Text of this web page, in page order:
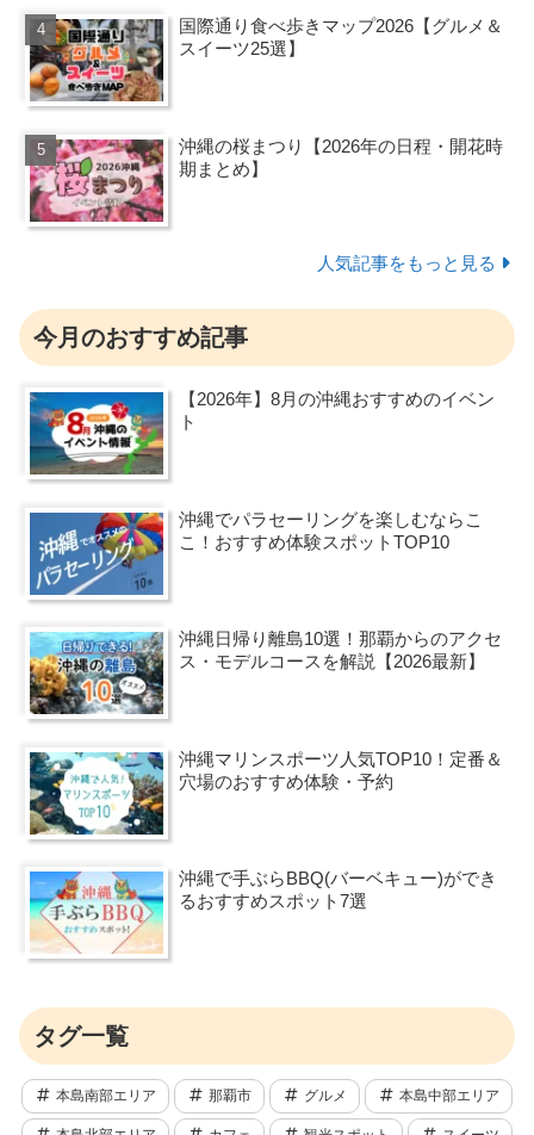
国際通り食べ歩きマップ2026【グルメ＆
スイーツ25選】
沖縄の桜まつり【2026年の日程・開花時
期まとめ】
人気記事をもっと見る
今月のおすすめ記事
【2026年】8月の沖縄おすすめのイベン
ト
沖縄でパラセーリングを楽しむならこ
こ！おすすめ体験スポットTOP10
沖縄日帰り離島10選！那覇からのアクセ
ス・モデルコースを解説【2026最新】
沖縄マリンスポーツ人気TOP10！定番＆
穴場のおすすめ体験・予約
沖縄で手ぶらBBQ(バーベキュー)ができ
るおすすめスポット7選
タグ一覧
本島南部エリア 那覇市 グルメ 本島中部エリア